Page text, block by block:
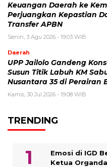
Keuangan Daerah ke
Perjuangkan Kepastian
Transfer APBN
Senin, 3 Agu 2026 - 19:03 WIB
Daerah
UPP Jailolo Gandeng
Susun Titik Labuh KM
Nusantara 35 di Perairan
Kamis, 30 Jul 2026 - 19:08 WIB
TRENDING
Emosi di IGD
Ketua